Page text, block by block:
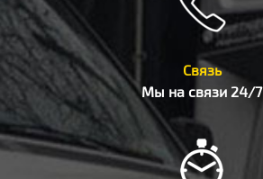
Связь
Мы на связи 24/7